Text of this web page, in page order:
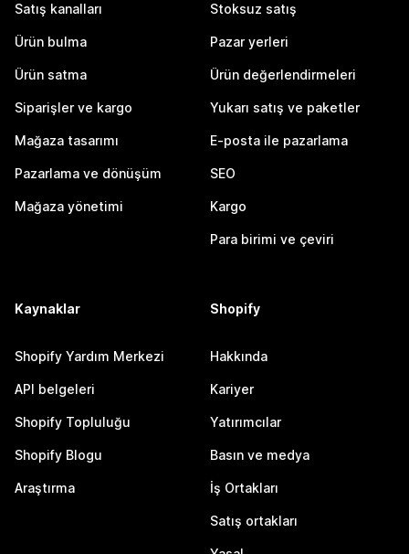
Satış kanalları
Ürün bulma
Ürün satma
Siparişler ve kargo
Mağaza tasarımı
Pazarlama ve dönüşüm
Mağaza yönetimi
Stoksuz satış
Pazar yerleri
Ürün değerlendirmeleri
Yukarı satış ve paketler
E-posta ile pazarlama
SEO
Kargo
Para birimi ve çeviri
Kaynaklar
Shopify Yardım Merkezi
API belgeleri
Shopify Topluluğu
Shopify Blogu
Araştırma
Shopify
Hakkında
Kariyer
Yatırımcılar
Basın ve medya
İş Ortakları
Satış ortakları